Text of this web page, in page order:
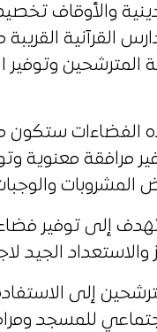
والأوقاف
القرآنية
المترشحين
الفضاءات ستكون
مرافقة معنوية
المشروبات
تهدف إلى توفير
الجيد
إلى
للمسجد